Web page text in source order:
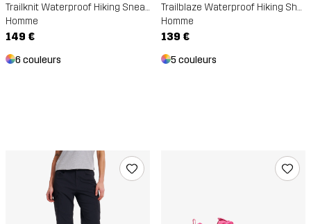
Trailknit Waterproof Hiking Sneakers
Homme
149 €
6 couleurs
Trailblaze Waterproof Hiking Shoes
Homme
139 €
5 couleurs